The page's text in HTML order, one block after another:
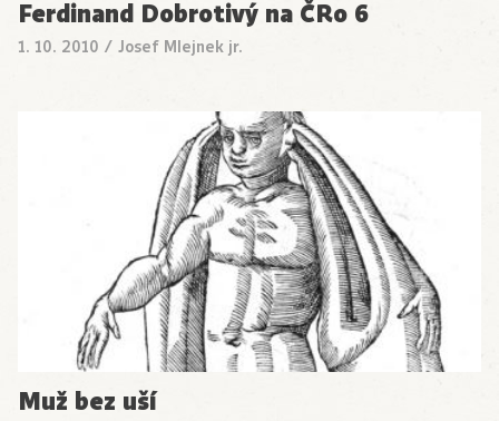
Ferdinand Dobrotivý na ČRo 6
1. 10. 2010 / Josef Mlejnek jr.
Muž bez uší